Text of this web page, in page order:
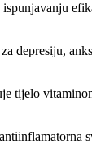
ispunjavanju
depresiju,
tijelo